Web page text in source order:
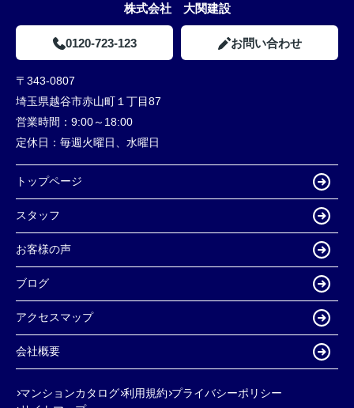
株式会社 大関建設
0120-723-123 お問い合わせ
〒343-0807
埼玉県越谷市赤山町１丁目87
営業時間： 9:00～18:00
定休日： 毎週火曜日、水曜日
トップページ
スタッフ
お客様の声
ブログ
アクセスマップ
会社概要
マンションカタログ 利用規約 プライバシーポリシー